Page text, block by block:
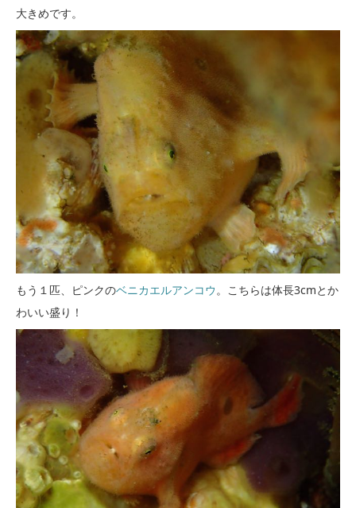
大きめです。
もう１匹、ピンクのベニカエルアンコウ。こちらは体長3cmとか
わいい盛り！